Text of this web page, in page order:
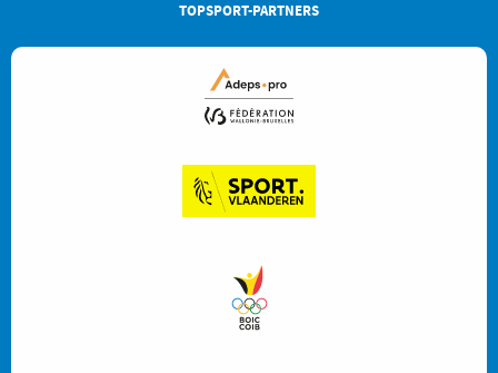
TOPSPORT-PARTNERS